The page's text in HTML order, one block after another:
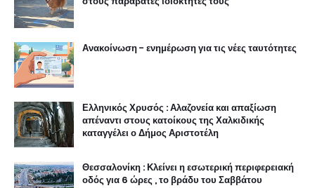
Ανακοίνωση - ενημέρωση για τις νέες ταυτότητες
Ελληνικός Χρυσός : Αλαζονεία και απαξίωση
απέναντι στους κατοίκους της Χαλκιδικής
καταγγέλει ο Δήμος Αριστοτέλη
Θεσσαλονίκη : Κλείνει η εσωτερική περιφερειακή
οδός για 6 ώρες , το βράδυ του Σαββάτου